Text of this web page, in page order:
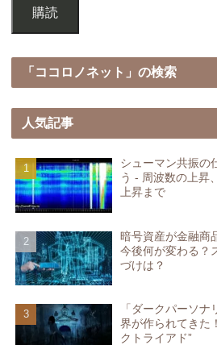
購読
「ココロノネット」の検索
人気記事
シューマン共振の
う - 周波数の上昇
上昇まで
暗号資産が金融商
今後何が変わる？
づけは？
「ダークパーソ
界が作られてきた
クトライアド”